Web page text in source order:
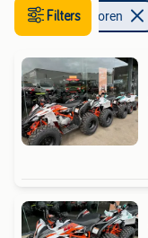
FiltersMotoren